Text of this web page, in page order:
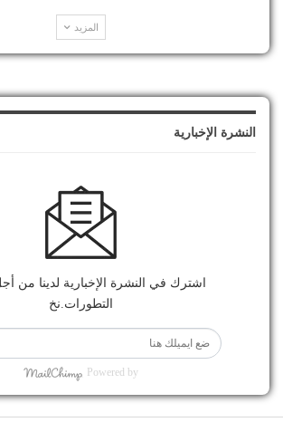
المزيد
النشرة الإخبارية
اشترك في النشرة الإخبارية لدينا من
التطورات.نخ
Powered by